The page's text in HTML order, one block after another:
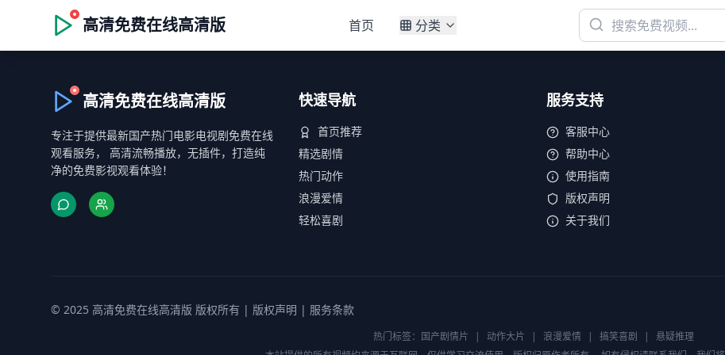
高清免费在线高清版 首页 分类
高清免费在线高清版
专注于提供最新国产热门电影电视剧免费在线
观看服务， 高清流畅播放，无插件，打造纯
净的免费影视观看体验！
快速导航
首页推荐
精选剧情
热门动作
浪漫爱情
轻松喜剧
服务支持
客服中心
帮助中心
使用指南
版权声明
关于我们
© 2025 高清免费在线高清版 版权所有 | 版权声明 | 服务条款
热门标签： 国产剧情片 | 动作大片 | 浪漫爱情 | 搞笑喜剧 |
悬疑推理